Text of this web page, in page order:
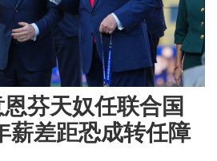
芬天奴任联合国
薪差距恐成转任障